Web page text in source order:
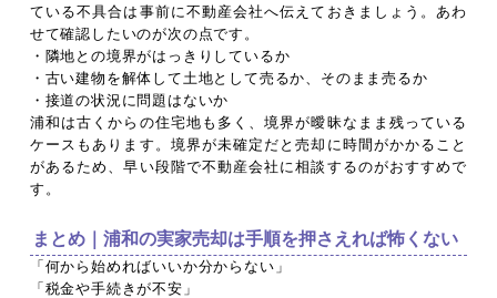
ている不具合は事前に不動産会社へ伝えておきましょう。あわ
せて確認したいのが次の点です。
・隣地との境界がはっきりしているか
・古い建物を解体して土地として売るか、そのまま売るか
・接道の状況に問題はないか
浦和は古くからの住宅地も多く、境界が曖昧なまま残っている
ケースもあります。境界が未確定だと売却に時間がかかること
があるため、早い段階で不動産会社に相談するのがおすすめで
す。
まとめ｜浦和の実家売却は手順を押さえれば怖くない
「何から始めればいいか分からない」
「税金や手続きが不安」